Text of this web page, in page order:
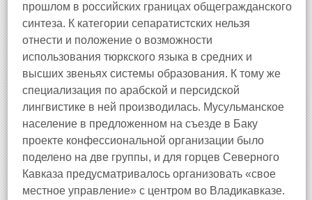
прошлом в российских границах общегражданского
синтеза. К категории сепаратистских нельзя
отнести и положение о возможности
использования тюркского языка в средних и
высших звеньях системы образования. К тому же
специализация по арабской и персидской
лингвистике в ней производилась. Мусульманское
население в предложенном на съезде в Баку
проекте конфессиональной организации было
поделено на две группы, и для горцев Северного
Кавказа предусматривалось организовать «свое
местное управление» с центром во Владикавказе.